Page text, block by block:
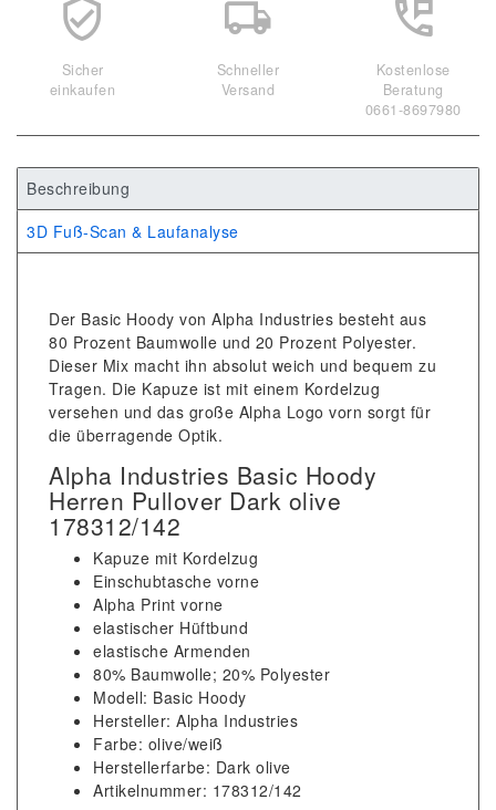
Sicher
einkaufen
Schneller
Versand
Kostenlose
Beratung
0661-8697980
Beschreibung
3D Fuß-Scan & Laufanalyse
Der Basic Hoody von Alpha Industries besteht aus
80 Prozent Baumwolle und 20 Prozent Polyester.
Dieser Mix macht ihn absolut weich und bequem zu
Tragen. Die Kapuze ist mit einem Kordelzug
versehen und das große Alpha Logo vorn sorgt für
die überragende Optik.
Alpha Industries Basic Hoody
Herren Pullover Dark olive
178312/142
Kapuze mit Kordelzug
Einschubtasche vorne
Alpha Print vorne
elastischer Hüftbund
elastische Armenden
80% Baumwolle; 20% Polyester
Modell: Basic Hoody
Hersteller: Alpha Industries
Farbe: olive/weiß
Herstellerfarbe: Dark olive
Artikelnummer: 178312/142